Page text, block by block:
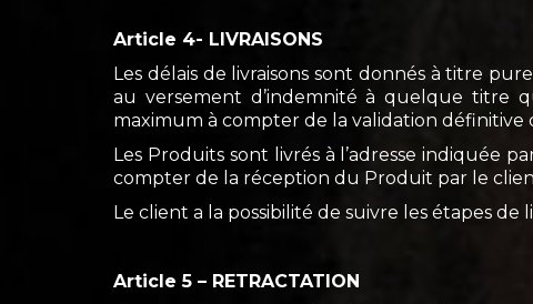
Article 4- LIVRAISONS
Les délais de livraisons sont donnés à titre
au versement d’indemnité à quelque titre
maximum à compter de la validation définitive
Les Produits sont livrés à l’adresse indiquée
compter de la réception du Produit par le
Le client a la possibilité de suivre les étapes
Article 5 – RETRACTATION